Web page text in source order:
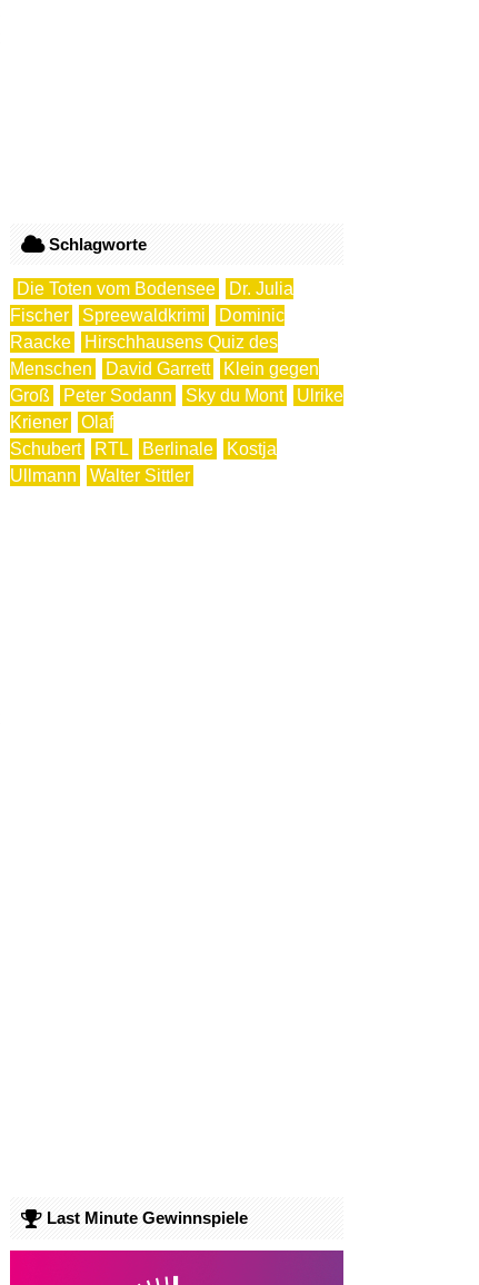
Schlagworte
Die Toten vom Bodensee
Dr. Julia
Fischer
Spreewaldkrimi
Dominic
Raacke
Hirschhausens Quiz des
Menschen
David Garrett
Klein gegen
Groß
Peter Sodann Sky du Mont
Ulrike
Kriener
Olaf
Schubert
RTL Berlinale
Kostja
Ullmann
Walter Sittler
Last Minute Gewinnspiele